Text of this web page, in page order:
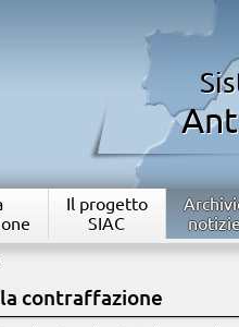
Il progetto
SIAC
contraffazione